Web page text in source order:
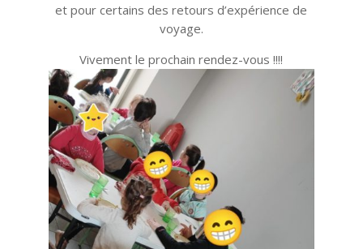
et pour certains des retours d’expérience de
voyage.
Vivement le prochain rendez-vous !!!!